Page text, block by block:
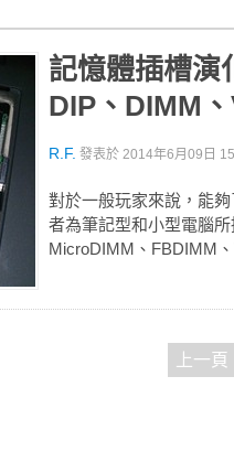
記憶體插槽演
DIP、DIMM
R.F. 發表於 2014年6月09日
對於一般玩家來說，能
者為筆記型和小型電腦
MicroDIMM、FBDIMM
上一頁